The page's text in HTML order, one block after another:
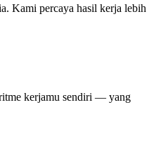
Kami percaya hasil kerja lebih
kerjamu sendiri — yang